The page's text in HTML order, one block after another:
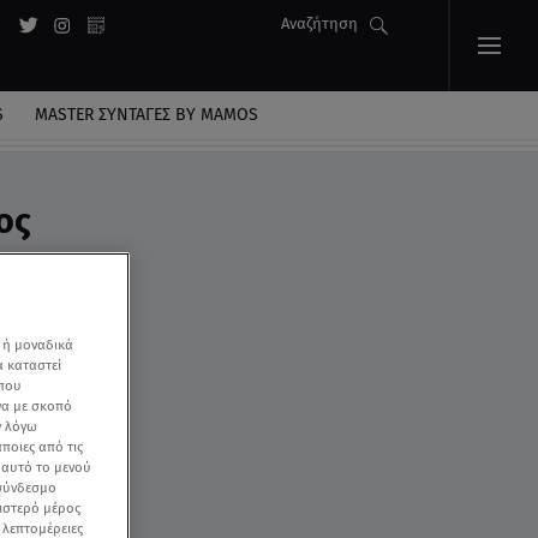
Αναζήτηση
MASTER ΣΥΝΤΑΓΈΣ BY MAMOS
μοναδικά
με σκοπό
λόγω
από τις
αυτό το μενού
μέρος